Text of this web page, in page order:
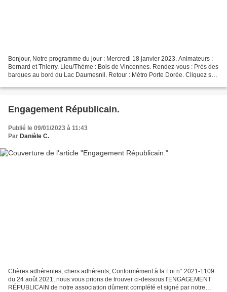
Bonjour, Notre programme du jour : Mercredi 18 janvier 2023. Animateurs :
Bernard et Thierry. Lieu/Thème : Bois de Vincennes. Rendez-vous : Près des
barques au bord du Lac Daumesnil. Retour : Métro Porte Dorée. Cliquez sur
Engagement Républicain.
Publié le 09/01/2023 à 11:43
Par Danièle C.
Chères adhérentes, chers adhérents, Conformément à la Loi n° 2021-1109
du 24 août 2021, nous vous prions de trouver ci-dessous l'ENGAGEMENT
RÉPUBLICAIN de notre association dûment complété et signé par notre